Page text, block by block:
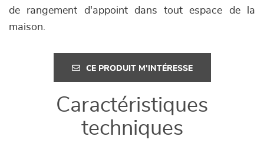
de rangement d'appoint dans tout espace de la
maison.
CE PRODUIT M'INTÉRESSE
Caractéristiques
techniques